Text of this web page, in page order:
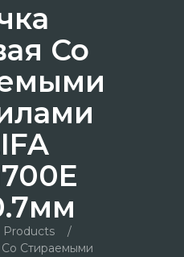
Со
Products
/
Со Стираемыми